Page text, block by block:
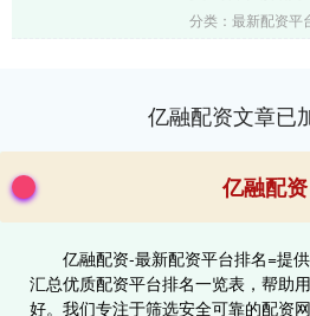
气污染、吸烟
分类：最新配资平
亿融配资文章已
亿融配资
亿融配资-最新配资平台排名=提
汇总优质配资平台排名一览表，帮助
好。我们专注于筛选安全可靠的配资